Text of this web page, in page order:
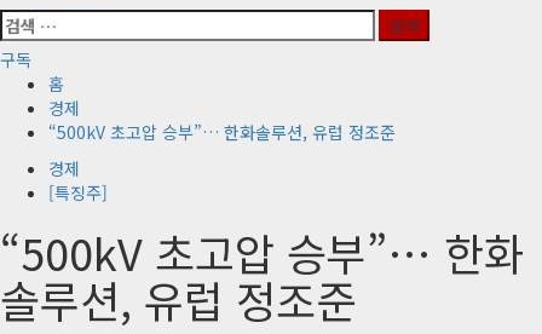
검
색:
구독
홈
경제
“500kV 초고압 승부”… 한화솔루션, 유럽 정조준
경제
[특징주]
“500kV 초고압 승부”… 한화
솔루션, 유럽 정조준